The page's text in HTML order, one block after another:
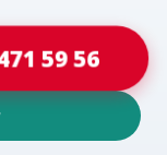
59 56